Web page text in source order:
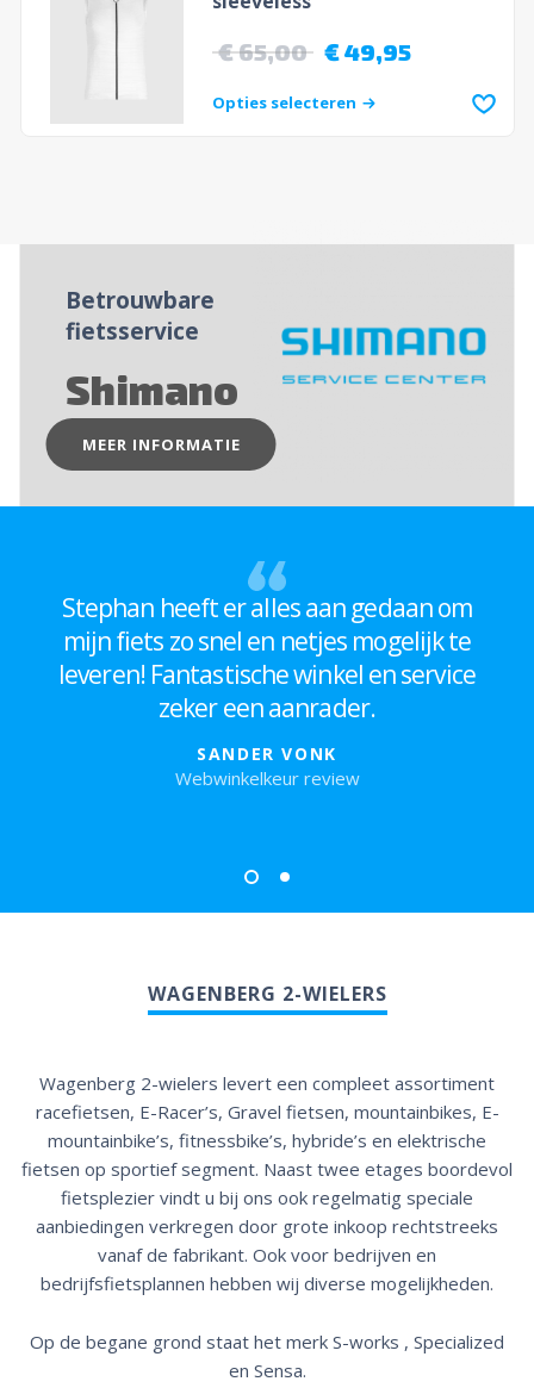
€65,00 €49,95
Opties selecteren
Betrouwbare
fietsservice
Shimano
MEER INFORMATIE
Stephan heeft er alles aan gedaan om
mijn fiets zo snel en netjes mogelijk te
leveren! Fantastische winkel en service
zeker een aanrader.
SANDER VONK
Webwinkelkeur review
WAGENBERG 2-WIELERS
Wagenberg 2-wielers levert een compleet assortiment
racefietsen, E-Racer’s, Gravel fietsen, mountainbikes, E-
mountainbike’s, fitnessbike’s, hybride’s en elektrische
fietsen op sportief segment. Naast twee etages boordevol
fietsplezier vindt u bij ons ook regelmatig speciale
aanbiedingen verkregen door grote inkoop rechtstreeks
vanaf de fabrikant. Ook voor bedrijven en
bedrijfsfietsplannen hebben wij diverse mogelijkheden.
Op de begane grond staat het merk S-works , Specialized
en Sensa.